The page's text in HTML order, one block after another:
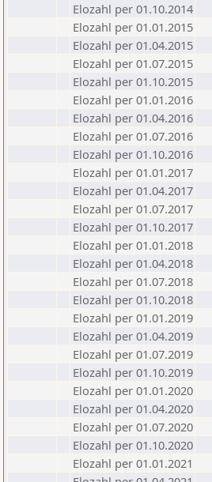
Elozahl per 01.10.2014
Elozahl per 01.01.2015
Elozahl per 01.04.2015
Elozahl per 01.07.2015
Elozahl per 01.10.2015
Elozahl per 01.01.2016
Elozahl per 01.04.2016
Elozahl per 01.07.2016
Elozahl per 01.10.2016
Elozahl per 01.01.2017
Elozahl per 01.04.2017
Elozahl per 01.07.2017
Elozahl per 01.10.2017
Elozahl per 01.01.2018
Elozahl per 01.04.2018
Elozahl per 01.07.2018
Elozahl per 01.10.2018
Elozahl per 01.01.2019
Elozahl per 01.04.2019
Elozahl per 01.07.2019
Elozahl per 01.10.2019
Elozahl per 01.01.2020
Elozahl per 01.04.2020
Elozahl per 01.07.2020
Elozahl per 01.10.2020
Elozahl per 01.01.2021